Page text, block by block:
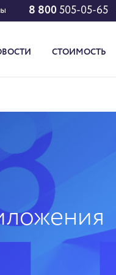
8 800 505-05-65
СТОИМОСТЬ